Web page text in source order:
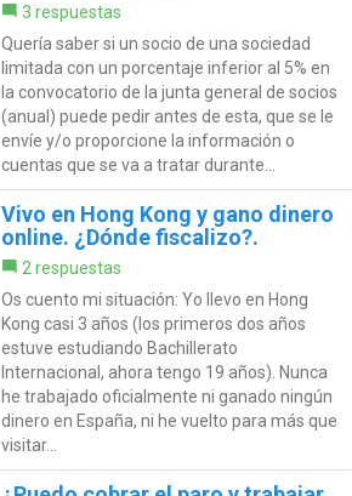
3 respuestas
Quería saber si un socio de una sociedad
limitada con un porcentaje inferior al 5% en
la convocatorio de la junta general de socios
(anual) puede pedir antes de esta, que se le
envíe y/o proporcione la información o
cuentas que se va a tratar durante...
Vivo en Hong Kong y gano dinero
online. ¿Dónde fiscalizo?.
2 respuestas
Os cuento mi situación: Yo llevo en Hong
Kong casi 3 años (los primeros dos años
estuve estudiando Bachillerato
Internacional, ahora tengo 19 años). Nunca
he trabajado oficialmente ni ganado ningún
dinero en España, ni he vuelto para más que
visitar...